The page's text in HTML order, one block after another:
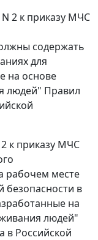
2 к приказу МЧС
содержать
для
на основе
людей" Правил
к приказу МЧС
рабочем месте
в
на
людей"
в Российской